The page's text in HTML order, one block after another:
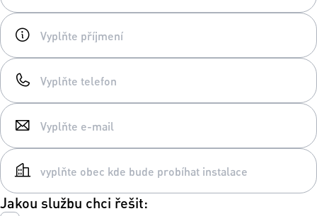
Jakou službu chci řešit: